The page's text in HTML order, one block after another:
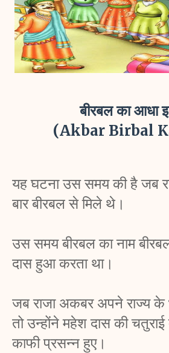
बीरबल का आधा
(Akbar Birbal
यह घटना उस समय की है जब
बार बीरबल से मिले थे।
उस समय बीरबल का नाम
दास हुआ करता था।
जब राजा अकबर अपने राज्य
तो उन्होंने महेश दास की
काफी प्रसन्न हुए।